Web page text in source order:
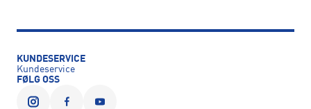
KUNDESERVICE
Kundeservice
FØLG OSS